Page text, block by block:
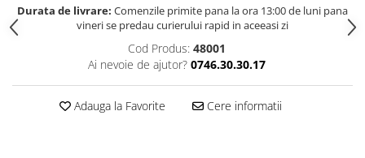
Durata de livrare: Comenzile primite pana la ora 13:00 de luni pana
vineri se predau curierului rapid in aceeasi zi
Cod Produs: 48001
Ai nevoie de ajutor? 0746.30.30.17
Adauga la Favorite Cere informatii